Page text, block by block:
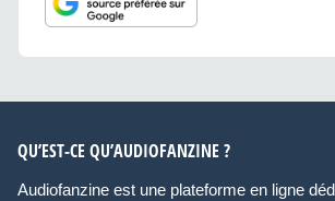
QU’EST-CE QU’AUDIOFANZINE ?
Audiofanzine est une plateforme en ligne